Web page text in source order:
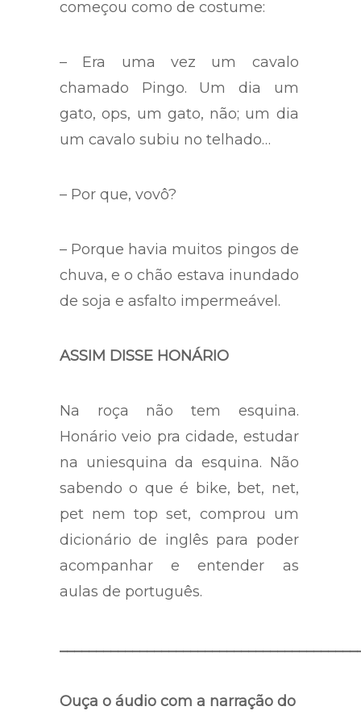
começou como de costume:
– Era uma vez um cavalo
chamado Pingo. Um dia um
gato, ops, um gato, não; um dia
um cavalo subiu no telhado…
– Por que, vovô?
– Porque havia muitos pingos de
chuva, e o chão estava inundado
de soja e asfalto impermeável.
ASSIM DISSE HONÁRIO
Na roça não tem esquina.
Honário veio pra cidade, estudar
na uniesquina da esquina. Não
sabendo o que é bike, bet, net,
pet nem top set, comprou um
dicionário de inglês para poder
acompanhar e entender as
aulas de português.
Ouça o áudio com a narração do